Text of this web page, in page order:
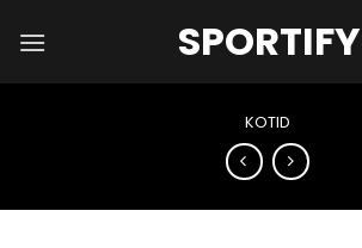
SPORTIFY
KOTID